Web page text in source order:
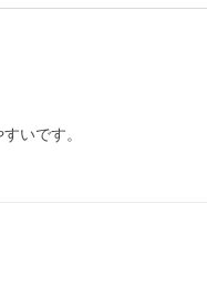
いです。